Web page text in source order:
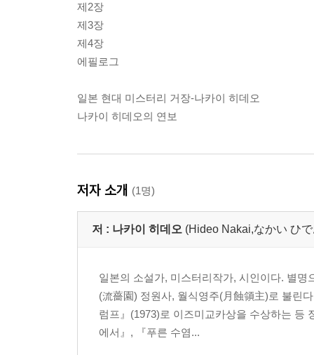
제2장
제3장
제4장
에필로그
일본 현대 미스터리 거장-나카이 히데오
나카이 히데오의 연보
저자 소개 (1명)
저 : 나카이 히데오 (Hideo Nakai,なかい ひ
일본의 소설가, 미스터리작가, 시인이다. 별
(流薔園) 정원사, 월식영주(月蝕領主)로 불린
럼프』(1973)로 이즈미교카상을 수상하는 등
에서』, 『푸른 수염...